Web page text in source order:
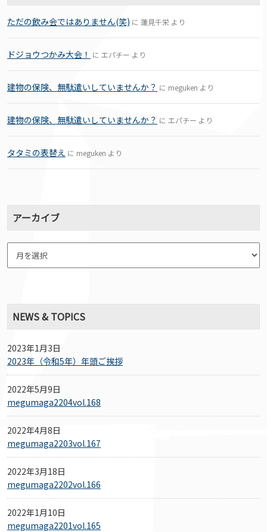
ただの飲み会ではありません(笑) に 蓮見千栄 より
ドジョウつかみ大会！ に エパチー より
建物の保険、無駄遣いしていませんか？ に meguken より
建物の保険、無駄遣いしていませんか？ に エパチー より
タタミの表替え に meguken より
アーカイブ
NEWS & TOPICS
2023年1月3日
2023年（令和5年）年頭ご挨拶
2022年5月9日
megumaga2204vol.168
2022年4月8日
megumaga2203vol.167
2022年3月18日
megumaga2202vol.166
2022年1月10日
megumaga2201vol.165